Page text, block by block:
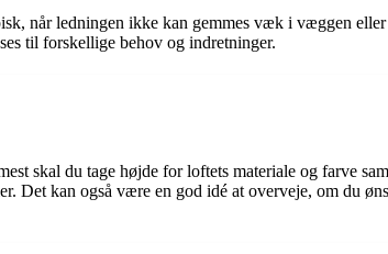
når ledningen ikke kan gemmes væk i væggen
til forskellige behov og indretninger.
skal du tage højde for loftets materiale og farve
Det kan også være en god idé at overveje, om du